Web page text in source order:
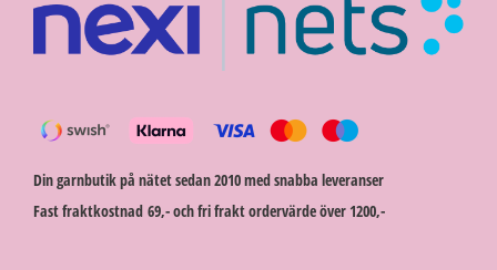
Din garnbutik på nätet sedan 2010 med snabba leveranser
Fast fraktkostnad 69,- och fri frakt ordervärde över 1200,-